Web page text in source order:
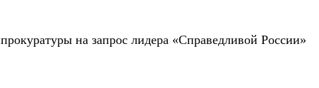
на запрос лидера «Справедливой России»